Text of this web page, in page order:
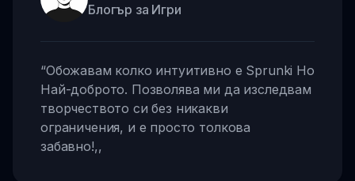
Блогър за Игри
“Обожавам колко интуитивно е Sprunki Но
Най-доброто. Позволява ми да изследвам
творчеството си без никакви
ограничения, и е просто толкова
забавно!,,